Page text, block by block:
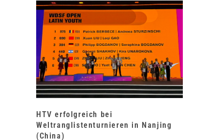
HTV erfolgreich bei
Weltranglistenturnieren in Nanjing
(China)